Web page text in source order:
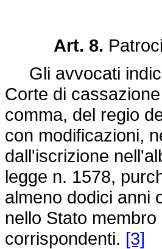
Art. 8.
Gli avvocati
Corte di
comma, del regio
con modificazioni,
dall'iscrizione
legge n. 1578,
almeno dodici anni
nello Stato
corrispondenti. [3]